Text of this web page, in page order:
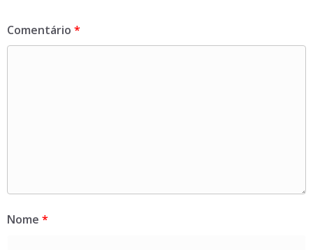
Comentário *
Nome *